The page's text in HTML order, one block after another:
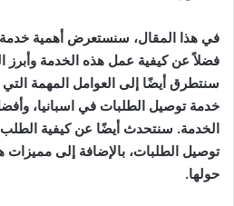
في هذا المقال، سنستعرض أهمية خدمة
فضلاً عن كيفية عمل هذه الخدمة وأبرز
سنتطرق أيضًا إلى العوامل المهمة التي
خدمة توصيل الطلبات في اسبانيا،
الخدمة. سنتحدث أيضًا عن كيفية
توصيل الطلبات، بالإضافة إلى مميزات
حولها.